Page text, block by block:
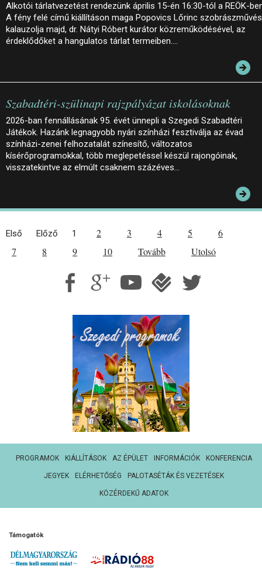
Alkotói tárlatvezetést rendezünk április 15-én 16:30-tól a REÖK-
A fény felé című kiállításon maga Popovics Lőrinc
kalauzolja majd, dr. Nátyi Róbert kurátor közreműködésével, az
érdeklődőket a hangulatos tárlat termeiben.…
Szabadtéri-szülinapi rajzpályázat iskolásoknak
2026-ban fennállásának 95. évét ünnepli a Szegedi Szabadtéri
Játékok. Hazánk legnagyobb nyári színházi fesztiválja az évad
színházi-zenei felhozatalát színesítő, változatos
kísérőprogramokkal, több meglepetéssel készül rajongóinak,
visszatekintve az elmúlt csaknem százéves…
Első Előző 1 2 3 4 5
6
7
8 9 10 Tovább Utolsó
PROGRAMOK KIÁLLÍTÁSOK AZ ÉPÜLET INFORMÁCIÓK KONFERENCIA
JEGYEK ELÉRHETŐSÉG PALOTASÉTÁK ÉS VEZETÉSEK
KÖZÉRDEKŰ ADATOK
Támogatók